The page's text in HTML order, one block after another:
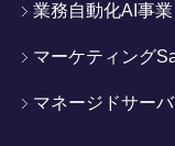
業務自動化AI事業
マーケティング
マネージドサー